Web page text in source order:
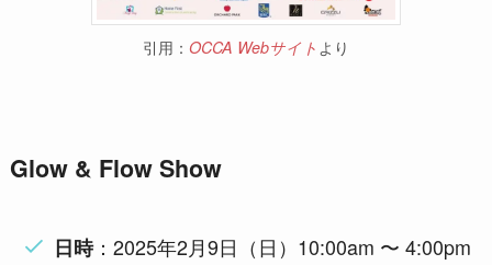
引用： OCCA Webサイト より
Glow & Flow Show
日時：2025年2月9日（日）10:00am 〜 4:00pm